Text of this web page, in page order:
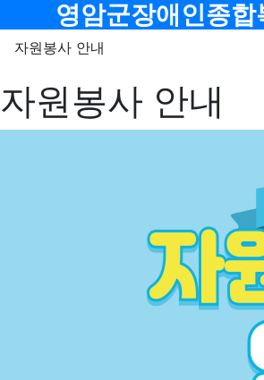
메뉴영암군장애인종합
자원봉사 안내
자원봉사 안내